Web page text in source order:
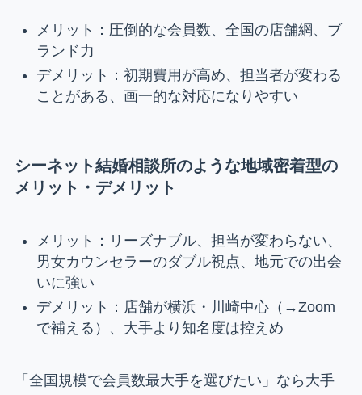
メリット：圧倒的な会員数、全国の店舗網、ブ
ランド力
デメリット：初期費用が高め、担当者が変わる
ことがある、画一的な対応になりやすい
シーネット結婚相談所のような地域密着型の
メリット・デメリット
メリット：リーズナブル、担当が変わらない、
男女カウンセラーのダブル視点、地元での出会
いに強い
デメリット：店舗が横浜・川崎中心（→Zoom
で補える）、大手より知名度は控えめ
「全国規模で会員数最大手を選びたい」なら大手